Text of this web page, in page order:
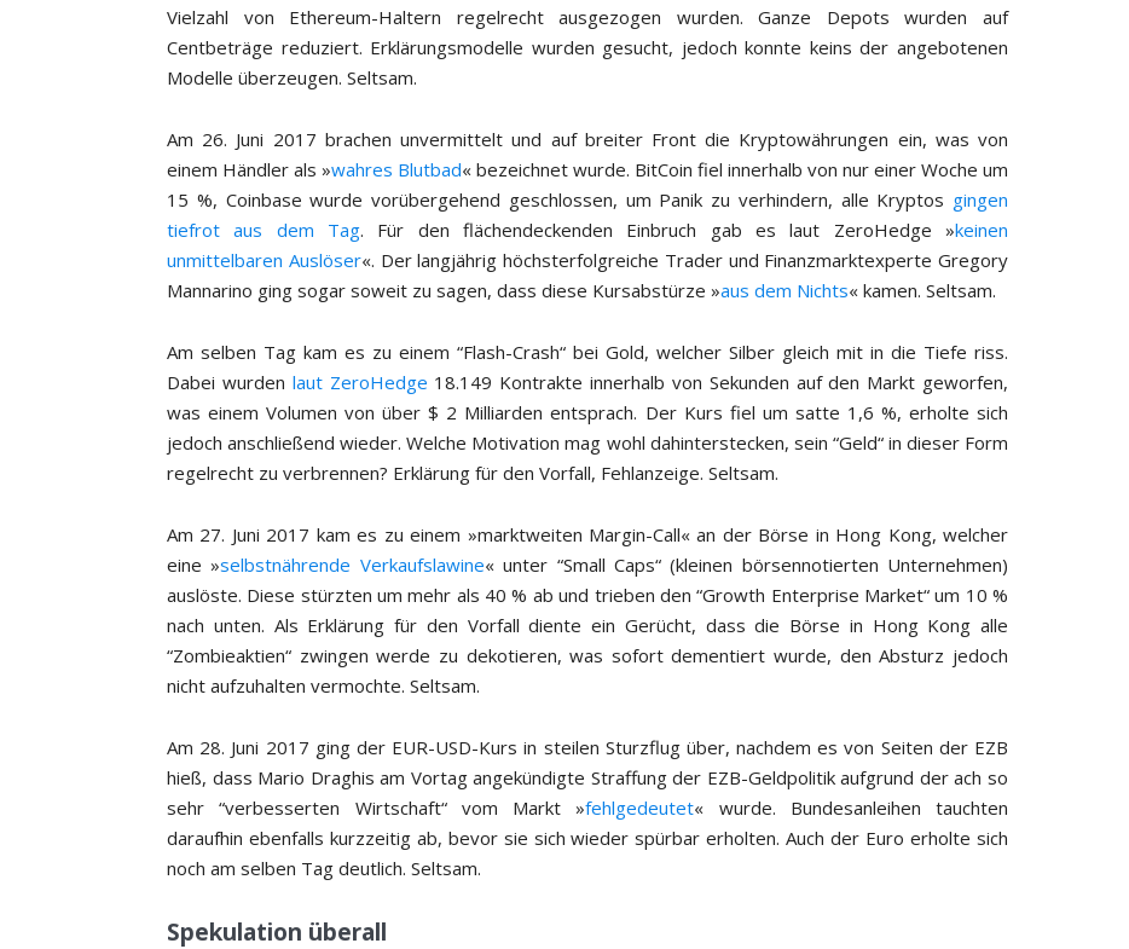
Vielzahl von Ethereum-Haltern regelrecht ausgezogen wurden. Ganze Depots wurden auf
Centbeträge reduziert. Erklärungsmodelle wurden gesucht, jedoch konnte keins der angebotenen
Modelle überzeugen. Seltsam.
Am 26. Juni 2017 brachen unvermittelt und auf breiter Front die Kryptowährungen ein, was von
einem Händler als »wahres Blutbad« bezeichnet wurde. BitCoin fiel innerhalb von nur einer Woche um
15 %, Coinbase wurde vorübergehend geschlossen, um Panik zu verhindern, alle Kryptos gingen
tiefrot aus dem Tag. Für den flächendeckenden Einbruch gab es laut ZeroHedge »keinen
unmittelbaren Auslöser«. Der langjährig höchsterfolgreiche Trader und Finanzmarktexperte Gregory
Mannarino ging sogar soweit zu sagen, dass diese Kursabstürze »aus dem Nichts« kamen. Seltsam.
Am selben Tag kam es zu einem “Flash-Crash“ bei Gold, welcher Silber gleich mit in die Tiefe riss.
Dabei wurden laut ZeroHedge 18.149 Kontrakte innerhalb von Sekunden auf den Markt geworfen,
was einem Volumen von über $ 2 Milliarden entsprach. Der Kurs fiel um satte 1,6 %, erholte sich
jedoch anschließend wieder. Welche Motivation mag wohl dahinterstecken, sein “Geld“ in dieser Form
regelrecht zu verbrennen? Erklärung für den Vorfall, Fehlanzeige. Seltsam.
Am 27. Juni 2017 kam es zu einem »marktweiten Margin-Call« an der Börse in Hong Kong, welcher
eine »selbstnährende Verkaufslawine« unter “Small Caps“ (kleinen börsennotierten Unternehmen)
auslöste. Diese stürzten um mehr als 40 % ab und trieben den “Growth Enterprise Market“ um 10 %
nach unten. Als Erklärung für den Vorfall diente ein Gerücht, dass die Börse in Hong Kong alle
“Zombieaktien“ zwingen werde zu dekotieren, was sofort dementiert wurde, den Absturz jedoch
nicht aufzuhalten vermochte. Seltsam.
Am 28. Juni 2017 ging der EUR-USD-Kurs in steilen Sturzflug über, nachdem es von Seiten der EZB
hieß, dass Mario Draghis am Vortag angekündigte Straffung der EZB-Geldpolitik aufgrund der ach so
sehr “verbesserten Wirtschaft“ vom Markt »fehlgedeutet« wurde. Bundesanleihen tauchten
daraufhin ebenfalls kurzzeitig ab, bevor sie sich wieder spürbar erholten. Auch der Euro erholte sich
noch am selben Tag deutlich. Seltsam.
Spekulation überall